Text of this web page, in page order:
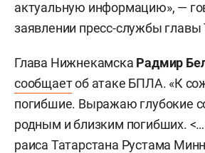
актуальную информацию», —
заявлении пресс-службы главы
Глава Нижнекамска Радмир
сообщаетоб атаке БПЛА. «К
погибшие. Выражаю глубокие
родным и близким погибших.
раиса Татарстана Рустама